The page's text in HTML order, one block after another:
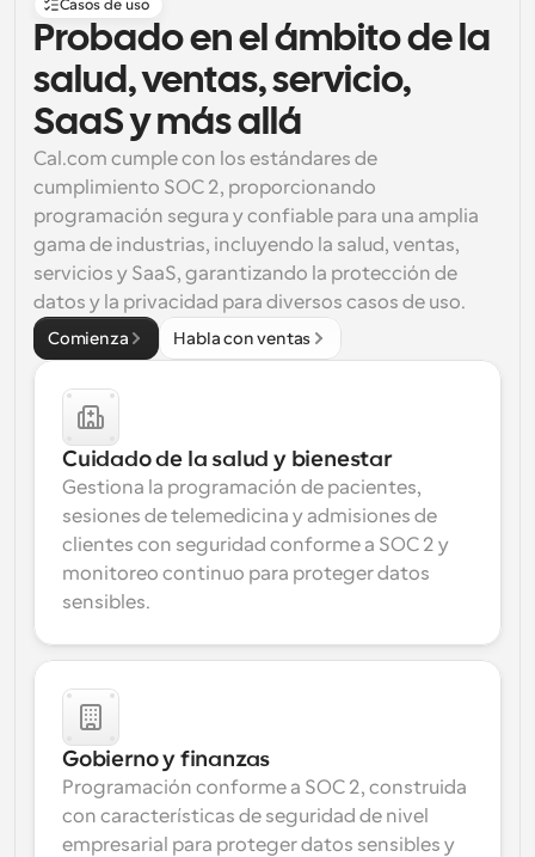
Casos de uso
Probado en el ámbito de la
salud, ventas, servicio,
SaaS y más allá
Cal.com cumple con los estándares de
cumplimiento SOC 2, proporcionando
programación segura y confiable para una amplia
gama de industrias, incluyendo la salud, ventas,
servicios y SaaS, garantizando la protección de
datos y la privacidad para diversos casos de uso.
Comienza Habla con ventas
Cuidado de la salud y bienestar
Gestiona la programación de pacientes,
sesiones de telemedicina y admisiones de
clientes con seguridad conforme a SOC 2 y
monitoreo continuo para proteger datos
sensibles.
Gobierno y finanzas
Programación conforme a SOC 2, construida
con características de seguridad de nivel
empresarial para proteger datos sensibles y